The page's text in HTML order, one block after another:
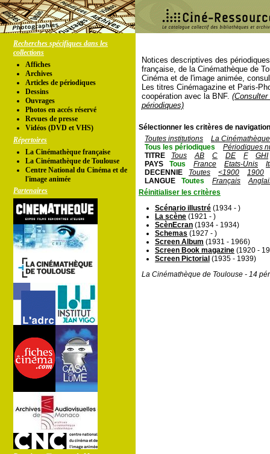
Recherches spécifiques dans les
collections
Affiches
Archives
Articles de périodiques
Dessins
Ouvrages
Photos en accés réservé
Revues de presse
Vidéos (DVD et VHS)
Répertoires
La Cinémathèque française
La Cinémathèque de Toulouse
Centre National du Cinéma et de
l'image animée
Partenaires
Notices descriptives des
française, de la Cinémathèque de
Cinéma et de l'image animée,
Les titres Cinémagazine et Paris-
coopération avec la BNF.
périodiques)
Sélectionner les critères de
Toutes institutions
La
Tous les périodiques
Périodiques
TITRE
Tous AB C DE F
GHI
PAYS
Tous France Etats-Unis
DECENNIE
Toutes <1900
1900
LANGUE
Toutes Français
Réinitialiser les critères
Scénario illustré (1934 - )
La scène (1921 - )
ScènEcran (1934 - 1934)
Schemas (1927 - )
Screen Album (1931 - 1966)
Screen Book magazine (1920 -
Screen Pictorial (1935 - 1939)
La Cinémathèque de Toulouse - 14